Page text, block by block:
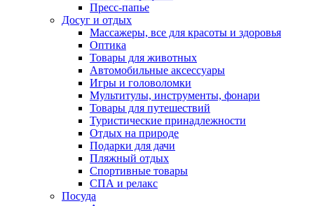
Пресс-папье
Досуг и отдых
Массажеры, все для красоты и здоровья
Оптика
Товары для животных
Автомобильные аксессуары
Игры и головоломки
Мультитулы, инструменты, фонари
Товары для путешествий
Туристические принадлежности
Отдых на природе
Подарки для дачи
Пляжный отдых
Спортивные товары
СПА и релакс
Посуда